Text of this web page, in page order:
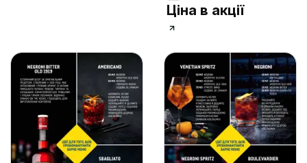
Ціна в акції